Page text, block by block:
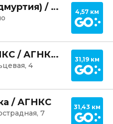
Нефтегаз (Удмуртия) / АГНКС №18 4,57 км
Газпром АГНКС / АГНКС Можга
4
31,19 км
/ АГНКС
7
31,43 км